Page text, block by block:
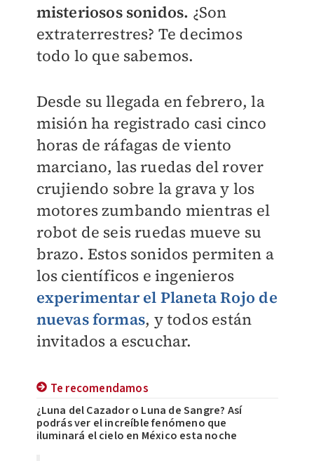
misteriosos sonidos. ¿Son
extraterrestres? Te decimos
todo lo que sabemos.
Desde su llegada en febrero, la
misión ha registrado casi cinco
horas de ráfagas de viento
marciano, las ruedas del rover
crujiendo sobre la grava y los
motores zumbando mientras el
robot de seis ruedas mueve su
brazo. Estos sonidos permiten a
los científicos e ingenieros
experimentar el Planeta Rojo de
nuevas formas, y todos están
invitados a escuchar.
Te recomendamos
¿Luna del Cazador o Luna de Sangre? Así
podrás ver el increíble fenómeno que
iluminará el cielo en México esta noche